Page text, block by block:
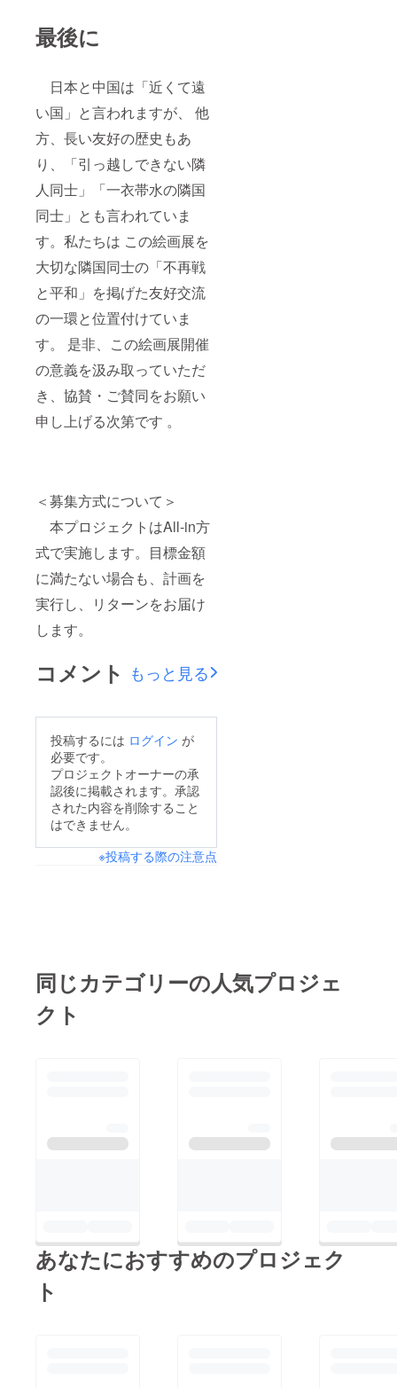
最後に
日本と中国は「近くて遠
い国」と言われますが、 他
方、長い友好の歴史もあ
り、「引っ越しできない隣
人同士」「一衣帯水の隣国
同士」とも言われていま
す。私たちは この絵画展を
大切な隣国同士の「不再戦
と平和」を掲げた友好交流
の一環と位置付けていま
す。 是非、この絵画展開催
の意義を汲み取っていただ
き、協賛・ご賛同をお願い
申し上げる次第です 。
＜募集方式について＞
本プロジェクトはAll-in方
式で実施します。目標金額
に満たない場合も、計画を
実行し、リターンをお届け
します。
コメント もっと見る
投稿するには ログイン が
必要です。
プロジェクトオーナーの承
認後に掲載されます。承認
された内容を削除すること
はできません。
※投稿する際の注意点
同じカテゴリーの人気プロジェ
クト
あなたにおすすめのプロジェク
ト